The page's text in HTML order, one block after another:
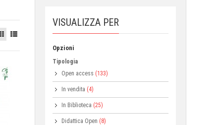
VISUALIZZA PER
Opzioni
Tipologia
Open access (133)
In vendita (4)
In Biblioteca (25)
Didattica Open (8)